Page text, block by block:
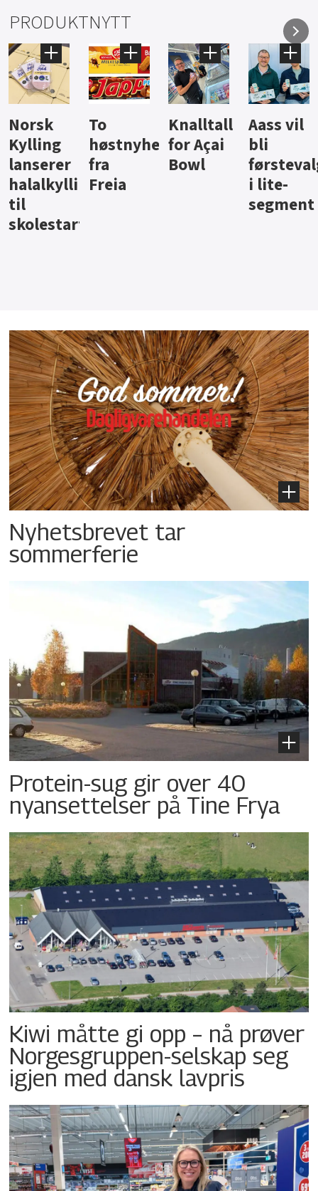
PRODUKTNYTT
Knalltall
for Açai
Bowl
Aass vil
bli
førstevalg
i lite-
Brus og
jus fra
Berentsen
Hard
iste fra
Hansa
Nyhetsbrevet tar
sommerferie
Protein-sug gir over 40
nyansettelser på Tine Frya
Kiwi måtte gi opp – nå prøver
Norgesgruppen-selskap seg
igjen med dansk lavpris